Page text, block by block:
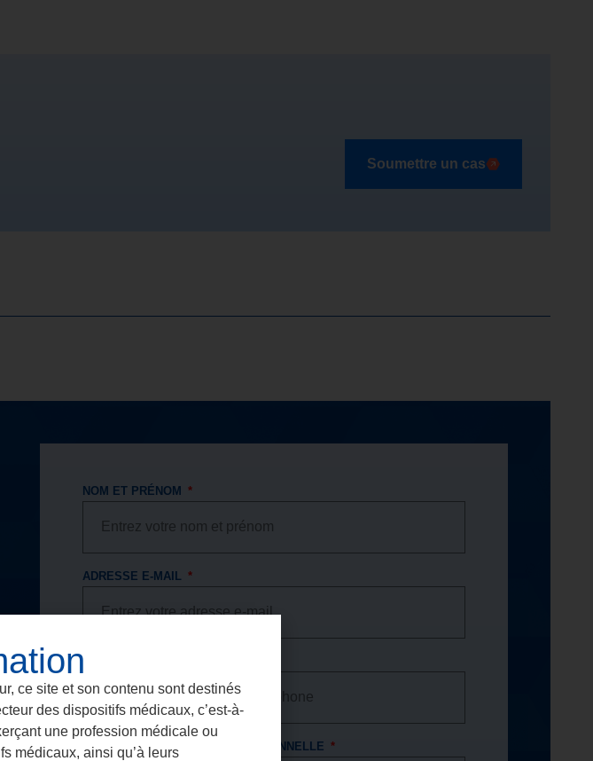
Soumettre un cas
NOM ET PRÉNOM
ADRESSE E-MAIL
NUMÉRO DE TÉLÉPHONE
NUMÉRO DE LICENCE PROFESSIONNELLE
ce site et son contenu sont destinés
des dispositifs médicaux, c’est-à-
une profession médicale ou
médicaux, ainsi qu’à leurs